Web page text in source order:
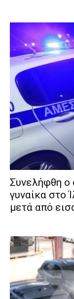
Συνελήφθη ο
γυναίκα στο
μετά από